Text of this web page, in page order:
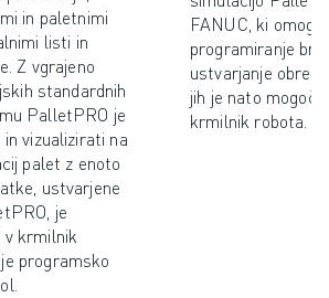
in paletnimi
listi in
Z vgrajeno
standardnih
PalletPRO je
vizualizirati na
palet z enoto
ustvarjene
je
v krmilnik
programsko
FANUC, ki
programiranje
ustvarjanje
jih je nato
krmilnik robota.